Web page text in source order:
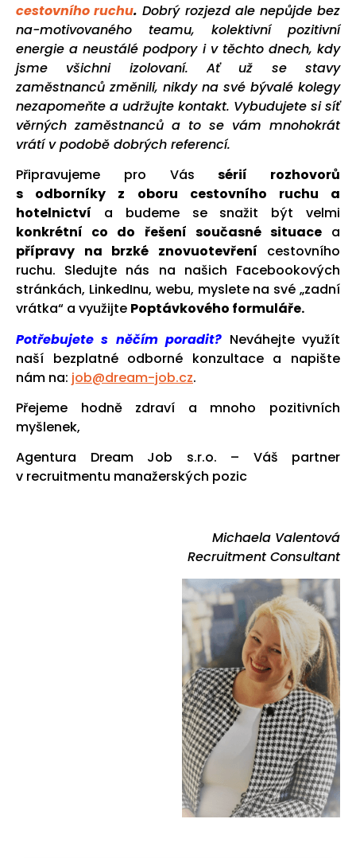
cestovního ruchu. Dobrý rozjezd ale nepůjde bez
na-motivovaného teamu, kolektivní pozitivní
energie a neustálé podpory i v těchto dnech, kdy
jsme všichni izolovaní. Ať už se stavy
zaměstnanců změnili, nikdy na své bývalé kolegy
nezapomeňte a udržujte kontakt. Vybudujete si síť
věrných zaměstnanců a to se vám mnohokrát
vrátí v podobě dobrých referencí.
Připravujeme pro Vássérií rozhovorů
s odborníky z oboru cestovního ruchu a
hotelnictví a budeme se snažit být velmi
konkrétní co do řešení současné situacea
přípravy na brzké znovuotevření cestovního
ruchu. Sledujte nás na našich Facebookových
stránkách, LinkedInu, webu, myslete na své „zadní
vrátka“ a využijte Poptávkového formuláře.
Potřebujete s něčím poradit? Neváhejte využít
naší bezplatné odborné konzultace a napište
nám na: job@dream-job.cz.
Přejeme hodně zdraví a mnoho pozitivních
myšlenek,
Agentura Dream Job s.r.o. – Váš partner
v recruitmentu manažerských pozic
Michaela Valentová
Recruitment Consultant